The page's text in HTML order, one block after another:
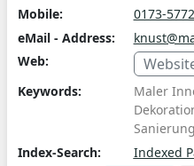
Mobile:
0173-
eMail - Address:
Web:
Keywords:
Maler
Index-Search:
Indexed